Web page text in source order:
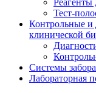
Реагенты
Тест-
Контрольные и
клинической
Системы
Лабораторная